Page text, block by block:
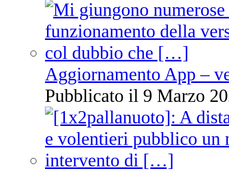
Aggiornamento App –
Pubblicato il 9 Marzo